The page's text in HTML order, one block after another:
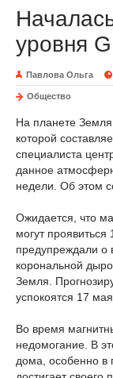
уровня
Павлова Ольга
Общество
На планете
которой
специалиста
данное
недели. Об этом
Ожидается, что
могут
предупреждали о
корональной
Земля.
успокоятся 17 мая.
Во время
недомогание. В
дома, особенно в